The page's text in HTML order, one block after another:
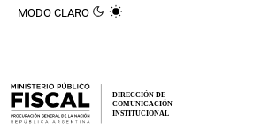
MODO CLARO
DIRECCIÓN DE
COMUNICACIÓN
INSTITUCIONAL